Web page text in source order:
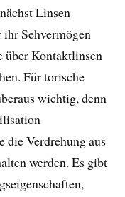
Linsen
ihr Sehvermögen
über Kontaktlinsen
Für torische
wichtig, denn
die Verdrehung aus
werden. Es gibt